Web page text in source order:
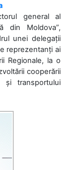
general al
din Moldova”,
unei delegații
reprezentanți ai
Regionale, la o
cooperării
și transportului